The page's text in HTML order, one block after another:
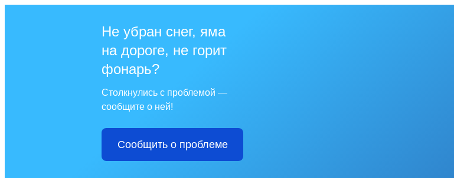
Не убран снег, яма
на дороге, не горит
фонарь?
Столкнулись с проблемой —
сообщите о ней!
Сообщить о проблеме